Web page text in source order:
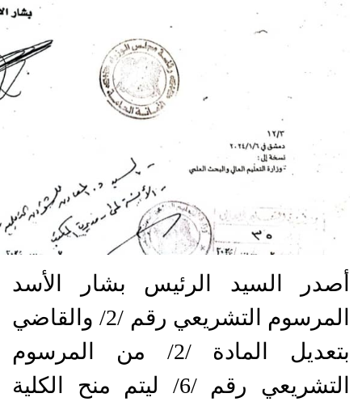
أصدر السيد الرئيس بشار الأسد
المرسوم التشريعي رقم /2/ والقاضي
بتعديل المادة /2/ من المرسوم
التشريعي رقم /6/ ليتم منح الكلية